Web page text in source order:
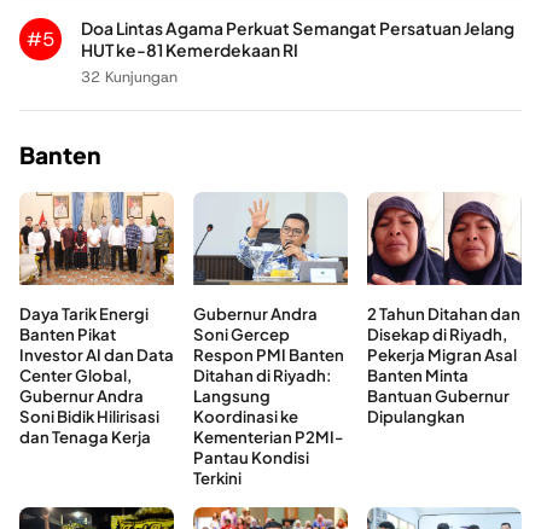
#5
Doa Lintas Agama Perkuat Semangat Persatuan Jelang
HUT ke-81 Kemerdekaan RI
32 Kunjungan
Banten
Daya Tarik Energi
Banten Pikat
Investor AI dan Data
Center Global,
Gubernur Andra
Soni Bidik Hilirisasi
dan Tenaga Kerja
Gubernur Andra
Soni Gercep
Respon PMI Banten
Ditahan di Riyadh:
Langsung
Koordinasi ke
Kementerian P2MI-
Pantau Kondisi
Terkini
2 Tahun Ditahan dan
Disekap di Riyadh,
Pekerja Migran Asal
Banten Minta
Bantuan Gubernur
Dipulangkan